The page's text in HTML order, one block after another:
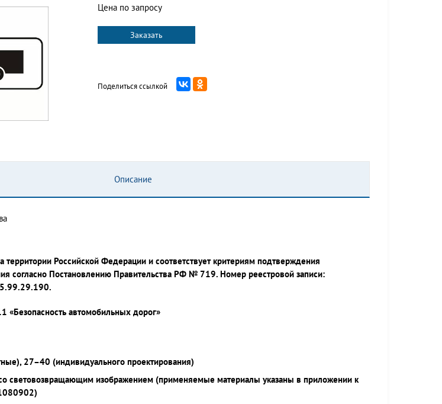
Цена по запросу
Заказать
Поделиться ссылкой
Описание
территории Российской Федерации и соответствует критериям подтверждения
согласно Постановлению Правительства РФ № 719. Номер реестровой записи:
«Безопасность автомобильных дорог»
27–40 (индивидуального проектирования)
световозвращающим изображением (применяемые материалы указаны в приложении к